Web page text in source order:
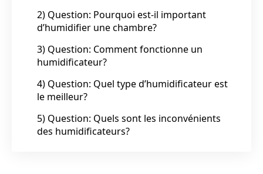
2) Question: Pourquoi est-il important
d’humidifier une chambre?
3) Question: Comment fonctionne un
humidificateur?
4) Question: Quel type d’humidificateur est
le meilleur?
5) Question: Quels sont les inconvénients
des humidificateurs?